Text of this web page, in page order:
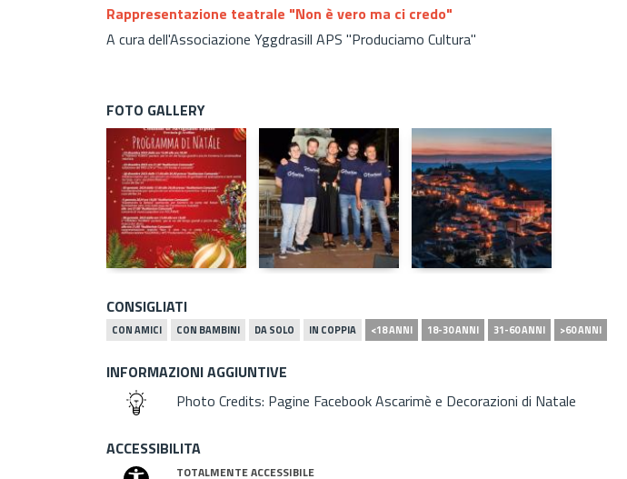
Rappresentazione teatrale "Non è vero ma ci credo"
A cura dell'Associazione Yggdrasill APS "Produciamo Cultura"
FOTO GALLERY
CONSIGLIATI
CON AMICI CON BAMBINI DA SOLO IN COPPIA <18 ANNI 18-30 ANNI 31-60 ANNI >60 ANNI
INFORMAZIONI AGGIUNTIVE
Photo Credits: Pagine Facebook Ascarimè e Decorazioni di Natale
ACCESSIBILITA
TOTALMENTE ACCESSIBILE